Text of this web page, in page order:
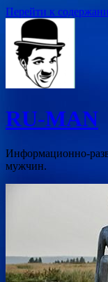
Перейти к
RU-MAN
Информационно-
мужчин.